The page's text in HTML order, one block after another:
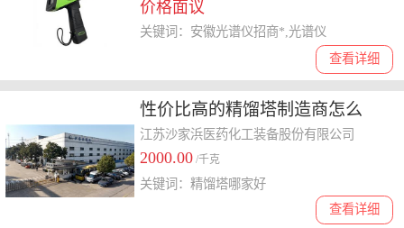
价格面议
查看详细
关键词：安徽光谱仪招商*,光谱仪
性价比高的精馏塔制造商怎么
选，聊聊工艺**且交货及时的企
业
江苏沙家浜医药化工装备股份有限公司
2000.00 /千克
查看详细
关键词：精馏塔哪家好